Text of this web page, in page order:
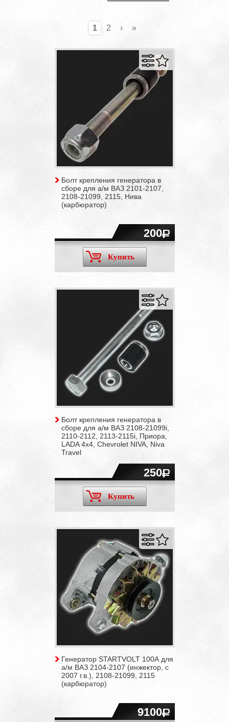
1 2 › »
Болт крепления генератора в
сборе для а/м ВАЗ 2101-2107,
2108-21099, 2115, Нива
(карбюратор)
200
Купить
Болт крепления генератора в
сборе для а/м ВАЗ 2108-21099i,
2110-2112, 2113-2115i, Приора,
LADA 4x4, Chevrolet NIVA, Niva
Travel
250
Купить
Генератор STARTVOLT 100А для
а/м ВАЗ 2104-2107 (инжектор, c
2007 г.в.), 2108-21099, 2115
(карбюратор)
9100